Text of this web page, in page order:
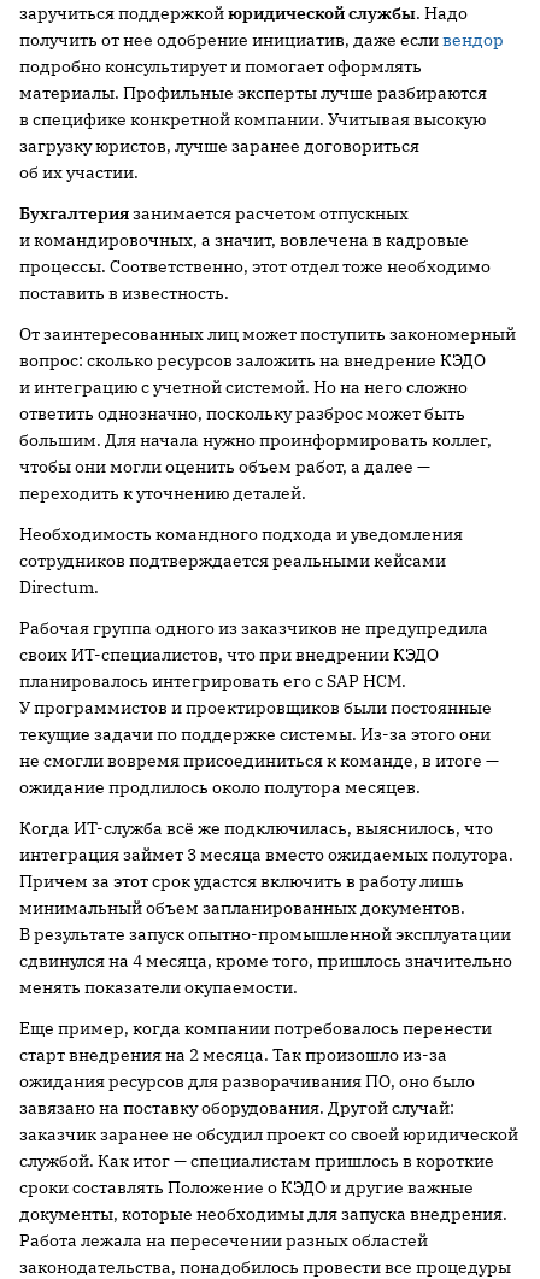
заручиться поддержкойюридической службы. Надо
получить от нее одобрение инициатив, даже есливендор
подробно консультирует и помогает оформлять
материалы. Профильные эксперты лучше разбираются
в специфике конкретной компании. Учитывая высокую
загрузку юристов, лучше заранее договориться
об их участии.
Бухгалтериязанимается расчетом отпускных
и командировочных, а значит, вовлечена в кадровые
процессы. Соответственно, этот отдел тоже необходимо
поставить в известность.
От заинтересованных лиц может поступить закономерный
вопрос: сколько ресурсов заложить на внедрение КЭДО
и интеграцию с учетной системой. Но на него сложно
ответить однозначно, поскольку разброс может быть
большим. Для начала нужно проинформировать коллег,
чтобы они могли оценить объем работ, а далее —
переходить к уточнению деталей.
Необходимость командного подхода и уведомления
сотрудников подтверждается реальными кейсами
Directum.
Рабочая группа одного из заказчиков не предупредила
своих ИТ-специалистов, что при внедрении КЭДО
планировалось интегрировать его с SAP HCM.
У программистов и проектировщиков были постоянные
текущие задачи по поддержке системы. Из-за этого они
не смогли вовремя присоединиться к команде, в итоге —
ожидание продлилось около полутора месяцев.
Когда ИТ-служба всё же подключилась, выяснилось, что
интеграция займет 3 месяца вместо ожидаемых полутора.
Причем за этот срок удастся включить в работу лишь
минимальный объем запланированных документов.
В результате запуск опытно-промышленной эксплуатации
сдвинулся на 4 месяца, кроме того, пришлось значительно
менять показатели окупаемости.
Еще пример, когда компании потребовалось перенести
старт внедрения на 2 месяца. Так произошло из-за
ожидания ресурсов для разворачивания ПО, оно было
завязано на поставку оборудования. Другой случай:
заказчик заранее не обсудил проект со своей юридической
службой. Как итог — специалистам пришлось в короткие
сроки составлять Положение о КЭДО и другие важные
документы, которые необходимы для запуска внедрения.
Работа лежала на пересечении разных областей
законодательства, понадобилось провести все процедуры